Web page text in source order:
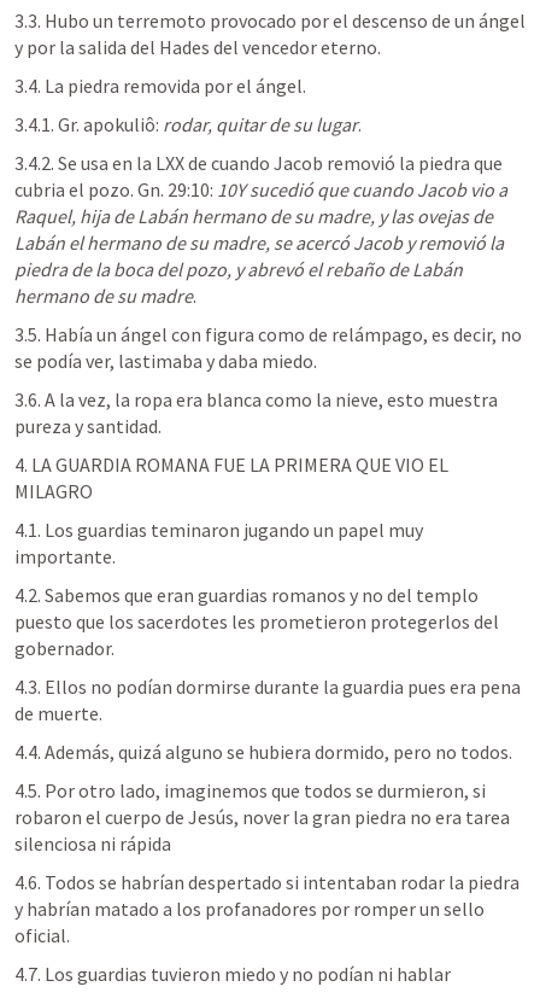
3.3. Hubo un terremoto provocado por el descenso de un ángel
y por la salida del Hades del vencedor eterno.
3.4. La piedra removida por el ángel.
3.4.1. Gr. apokuliô: rodar, quitar de su lugar.
3.4.2. Se usa en la LXX de cuando Jacob removió la piedra que
cubria el pozo. Gn. 29:10: 10Y sucedió que cuando Jacob vio a
Raquel, hija de Labán hermano de su madre, y las ovejas de
Labán el hermano de su madre, se acercó Jacob y removió la
piedra de la boca del pozo, y abrevó el rebaño de Labán
hermano de su madre.
3.5. Había un ángel con figura como de relámpago, es decir, no
se podía ver, lastimaba y daba miedo.
3.6. A la vez, la ropa era blanca como la nieve, esto muestra
pureza y santidad.
4. LA GUARDIA ROMANA FUE LA PRIMERA QUE VIO EL
MILAGRO
4.1. Los guardias teminaron jugando un papel muy
importante.
4.2. Sabemos que eran guardias romanos y no del templo
puesto que los sacerdotes les prometieron protegerlos del
gobernador.
4.3. Ellos no podían dormirse durante la guardia pues era pena
de muerte.
4.4. Además, quizá alguno se hubiera dormido, pero no todos.
4.5. Por otro lado, imaginemos que todos se durmieron, si
robaron el cuerpo de Jesús, nover la gran piedra no era tarea
silenciosa ni rápida
4.6. Todos se habrían despertado si intentaban rodar la piedra
y habrían matado a los profanadores por romper un sello
oficial.
4.7. Los guardias tuvieron miedo y no podían ni hablar